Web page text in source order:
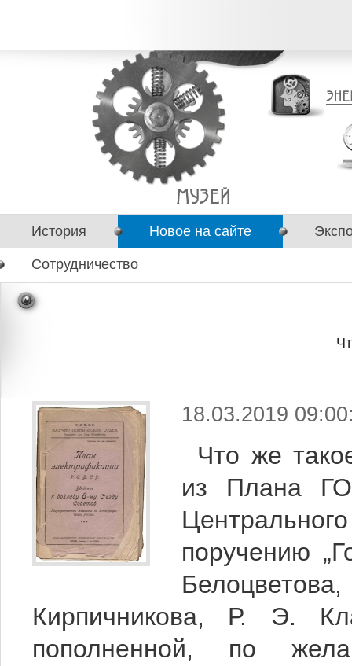
История Новое на сайте
Сотрудничество
18.03.2019
Что же
из Плана
поручению
Кирпичникова, Р. Э.
пополненной, по